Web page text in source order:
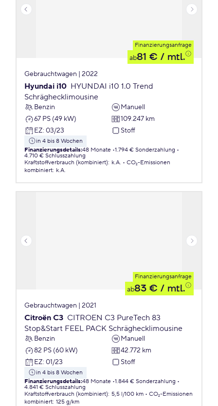
Finanzierungsanfrage
ab81 € / mtl.
Gebrauchtwagen | 2022
Hyundai i10 HYUNDAI i10 1.0 Trend
Schräghecklimousine
Benzin
Manuell
67 PS (49 kW)
109.247 km
EZ: 03/23 Stoff
in 4 bis 8 Wochen
Finanzierungsdetails:48 Monate 1.794 € Sonderzahlung
4.710 € Schlusszahlung
Kraftstoffverbrauch (kombiniert): k.A.
CO₂-Emissionen
kombiniert: k.A.
Finanzierungsanfrage
ab83 € / mtl.
Gebrauchtwagen | 2021
Citroën C3 CITROEN C3 PureTech 83
Stop&Start FEEL PACK Schräghecklimousine
Benzin
Manuell
82 PS (60 kW)
42.772 km
EZ: 01/23 Stoff
in 4 bis 8 Wochen
Finanzierungsdetails:48 Monate 1.844 € Sonderzahlung
4.841 € Schlusszahlung
Kraftstoffverbrauch (kombiniert): 5,5 l/100 km
CO₂-Emissionen
kombiniert: 125 g/km